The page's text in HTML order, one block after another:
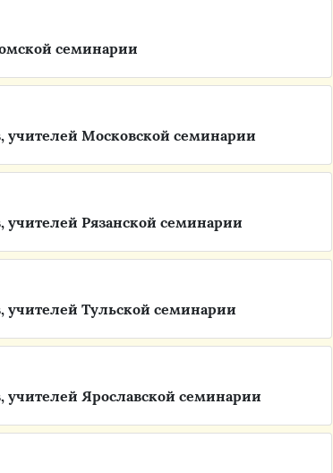
семинарии
Московской семинарии
Рязанской семинарии
Тульской семинарии
Ярославской семинарии